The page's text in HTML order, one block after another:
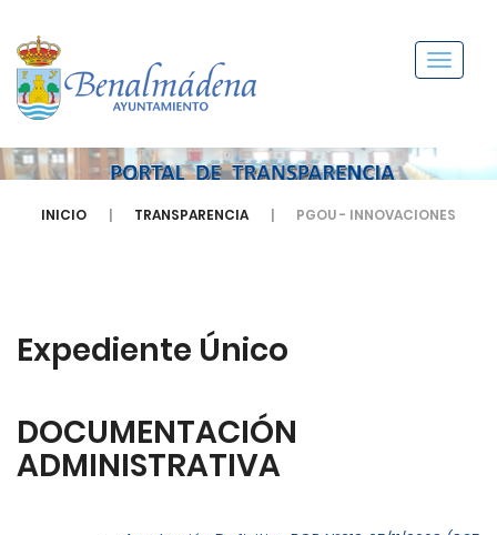
Menú
INICIO TRANSPARENCIA PGOU - INNOVACIONES
Expediente Único
DOCUMENTACIÓN
ADMINISTRATIVA